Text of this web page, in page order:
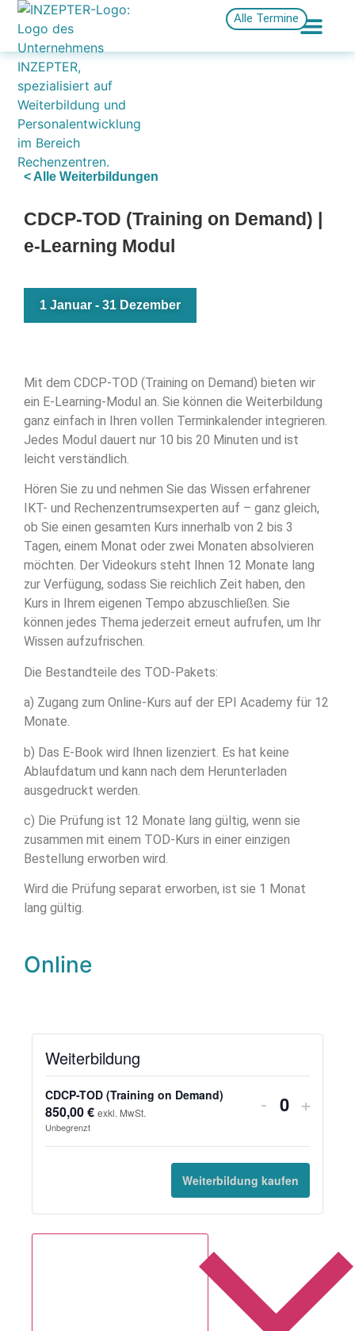
Alle Termine
< Alle Weiterbildungen
CDCP-TOD (Training on Demand) |
e-Learning Modul
1 Januar - 31 Dezember
Mit dem CDCP-TOD (Training on Demand) bieten wir
ein E-Learning-Modul an. Sie können die Weiterbildung
ganz einfach in Ihren vollen Terminkalender integrieren.
Jedes Modul dauert nur 10 bis 20 Minuten und ist
leicht verständlich.
Hören Sie zu und nehmen Sie das Wissen erfahrener
IKT- und Rechenzentrumsexperten auf – ganz gleich,
ob Sie einen gesamten Kurs innerhalb von 2 bis 3
Tagen, einem Monat oder zwei Monaten absolvieren
möchten. Der Videokurs steht Ihnen 12 Monate lang
zur Verfügung, sodass Sie reichlich Zeit haben, den
Kurs in Ihrem eigenen Tempo abzuschließen. Sie
können jedes Thema jederzeit erneut aufrufen, um Ihr
Wissen aufzufrischen.
Die Bestandteile des TOD-Pakets:
a) Zugang zum Online-Kurs auf der EPI Academy für 12
Monate.
b) Das E-Book wird Ihnen lizenziert. Es hat keine
Ablaufdatum und kann nach dem Herunterladen
ausgedruckt werden.
c) Die Prüfung ist 12 Monate lang gültig, wenn sie
zusammen mit einem TOD-Kurs in einer einzigen
Bestellung erworben wird.
Wird die Prüfung separat erworben, ist sie 1 Monat
lang gültig.
Online
Weiterbildung
CDCP-TOD (Training on Demand)
850,00€ exkl. MwSt.
Unbegrenzt
- Anzahl
+
Weiterbildung kaufen